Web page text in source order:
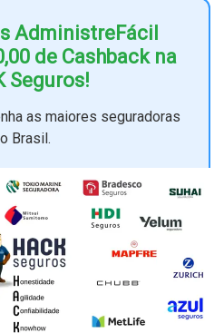
AdministreFácil
de Cashback na
Seguros!
as maiores seguradoras
Brasil.